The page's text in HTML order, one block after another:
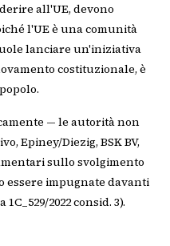
all'UE, devono
l'UE è una comunità
lanciare un'iniziativa
costituzionale, è
— le autorità non
Epiney/Diezig, BSK BV,
sullo svolgimento
essere impugnate davanti
2022 consid. 3).